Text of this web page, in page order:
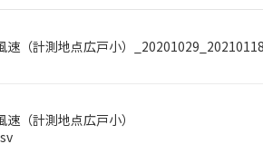
速（計測地点広戸小）
（計測地点広戸小）